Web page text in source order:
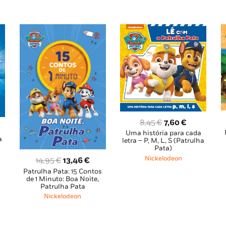
14,95€ O
preço
original
era:
13,46€O
preço
atual
Patrulha Pata: 15 Contos
de 1 Minuto: Boa Noite,
Patrulha Pata
Nickelodeon
8,45€O
preço
original
era:
7,60€
preço
atual
Uma história para cada
letra – P, M, L, S (Patrulha
Pata)
Nickelodeon